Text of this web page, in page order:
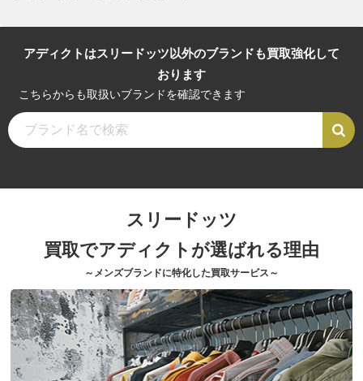
アディクトはスリードッツ以外のブランドも買取強化して
おります
こちらからも取扱いブランドを確認できます
スリードッツ
買取でアディクトが選ばれる理由
～メンズブランドに特化した買取サービス～